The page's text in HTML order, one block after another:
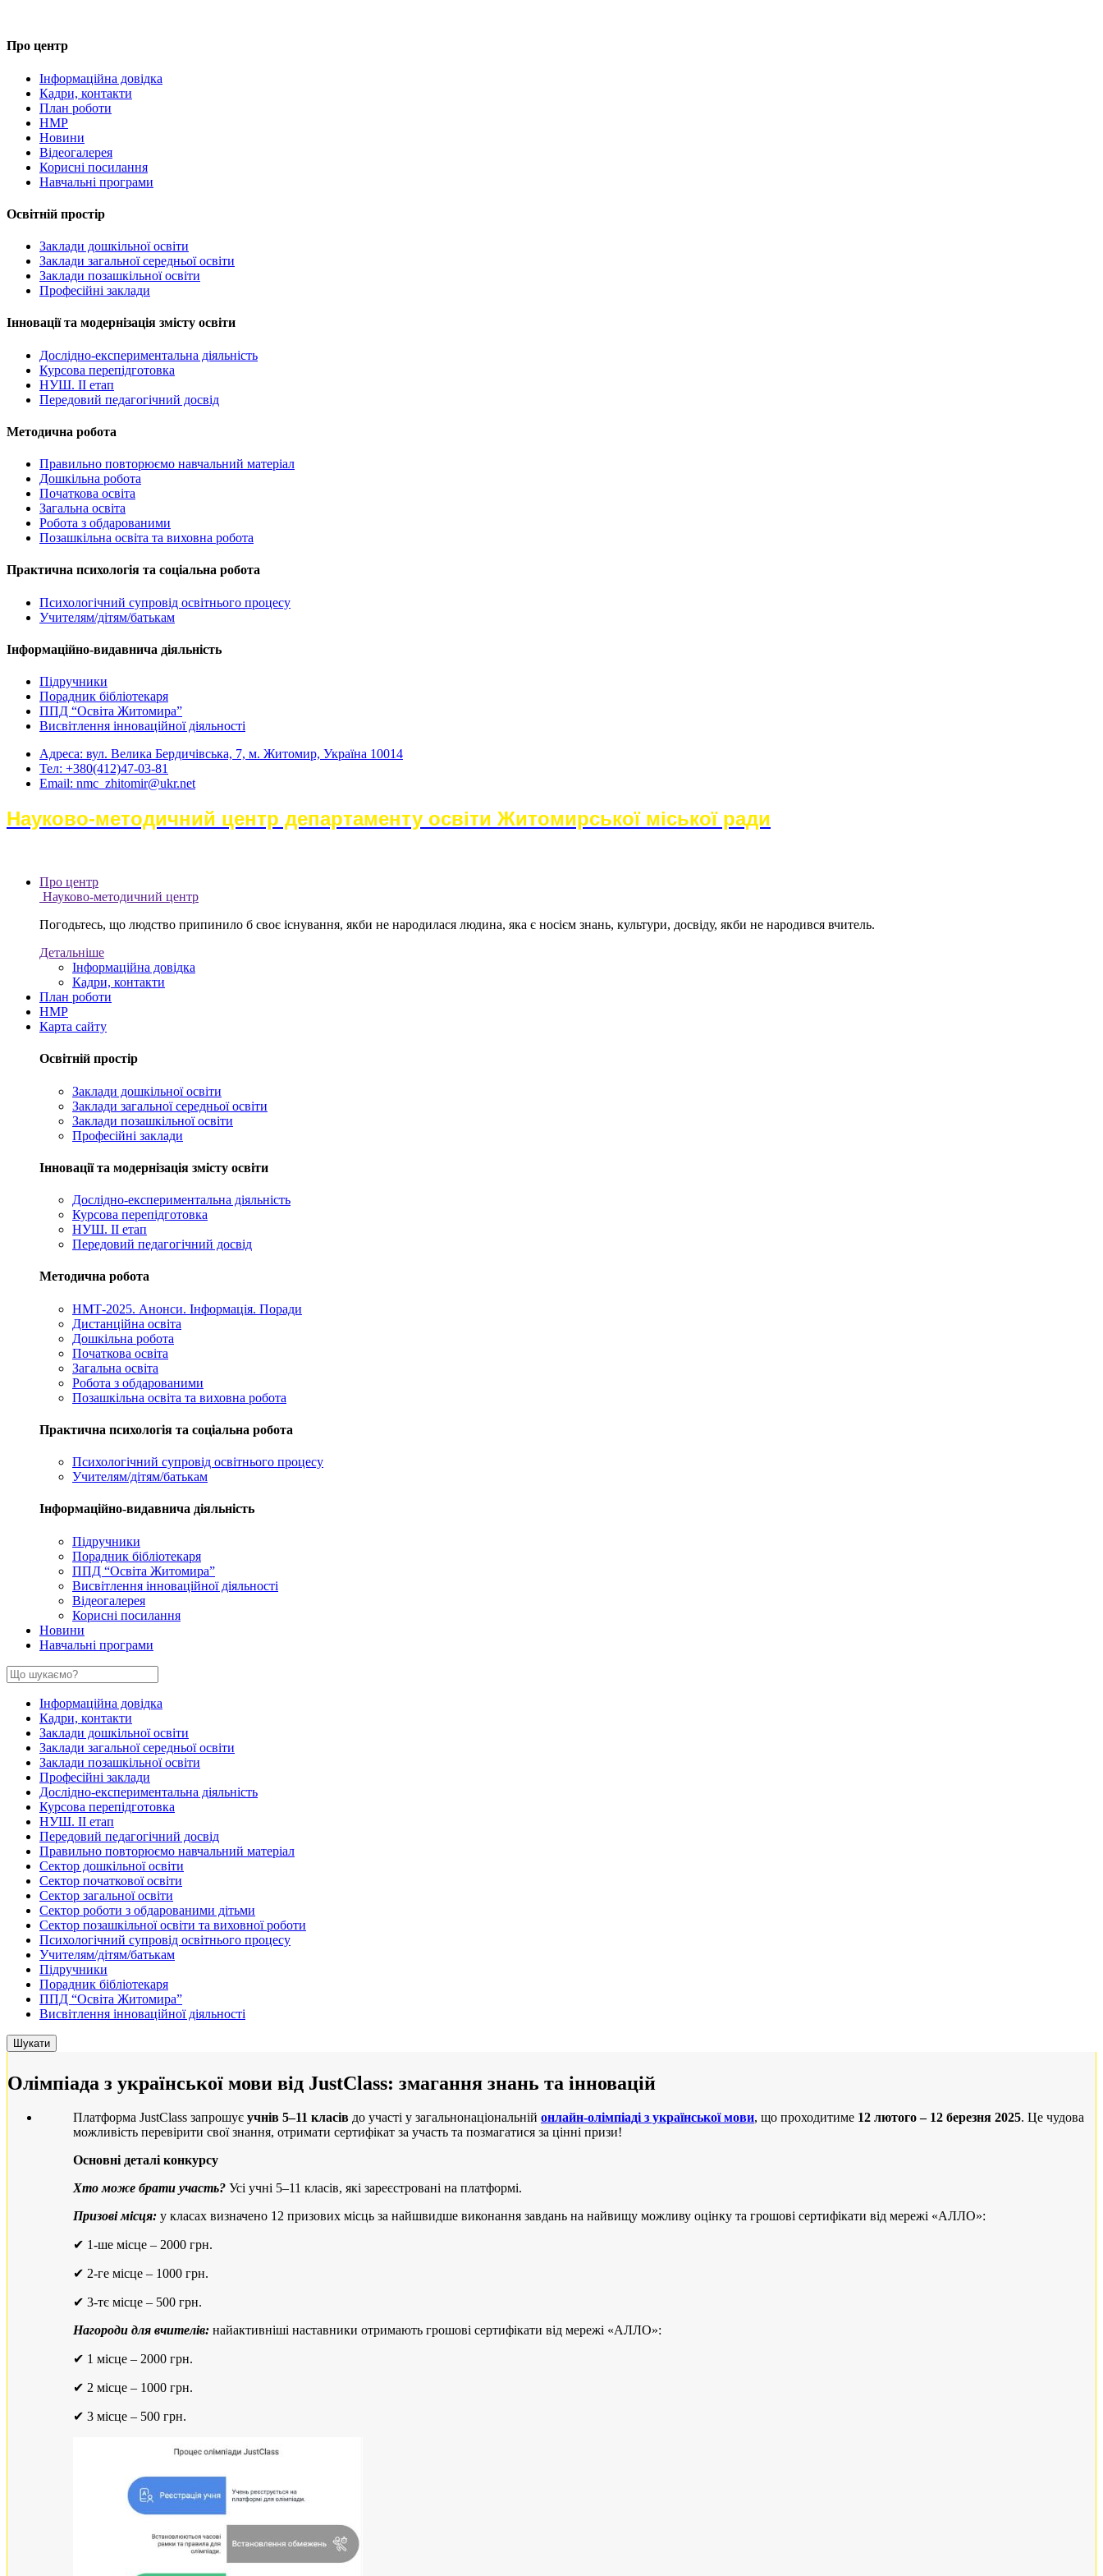
Про центр
Інформаційна довідка
Кадри, контакти
План роботи
НМР
Новини
Відеогалерея
Корисні посилання
Навчальні програми
Освітній простір
Заклади дошкільної освіти
Заклади загальної середньої освіти
Заклади позашкільної освіти
Професійні заклади
Інновації та модернізація змісту освіти
Дослідно-експериментальна діяльність
Курсова перепідготовка
НУШ. ІІ етап
Передовий педагогічний досвід
Методична робота
Правильно повторюємо навчальний матеріал
Дошкільна робота
Початкова освіта
Загальна освіта
Робота з обдарованими
Позашкільна освіта та виховна робота
Практична психологія та соціальна робота
Психологічний супровід освітнього процесу
Учителям/дітям/батькам
Інформаційно-видавнича діяльність
Підручники
Порадник бібліотекаря
ППД “Освіта Житомира”
Висвітлення інноваційної діяльності
Адреса: вул. Велика Бердичівська, 7, м. Житомир, Україна 10014
Тел: +380(412)47-03-81
Email: nmc_zhitomir@ukr.net
Науково-методичний центр департаменту освіти Житомирської міської ради
Про центр
Науково-методичний центр
Погодьтесь, що людство припинило б своє існування, якби не народилася людина, яка є носієм знань, культури, досвіду, якби не народився вчитель.
Детальніше
Інформаційна довідка
Кадри, контакти
План роботи
НМР
Карта сайту
Освітній простір
Заклади дошкільної освіти
Заклади загальної середньої освіти
Заклади позашкільної освіти
Професійні заклади
Інновації та модернізація змісту освіти
Дослідно-експериментальна діяльність
Курсова перепідготовка
НУШ. ІІ етап
Передовий педагогічний досвід
Методична робота
НМТ-2025. Анонси. Інформація. Поради
Дистанційна освіта
Дошкільна робота
Початкова освіта
Загальна освіта
Робота з обдарованими
Позашкільна освіта та виховна робота
Практична психологія та соціальна робота
Психологічний супровід освітнього процесу
Учителям/дітям/батькам
Інформаційно-видавнича діяльність
Підручники
Порадник бібліотекаря
ППД “Освіта Житомира”
Висвітлення інноваційної діяльності
Відеогалерея
Корисні посилання
Новини
Навчальні програми
Інформаційна довідка
Кадри, контакти
Заклади дошкільної освіти
Заклади загальної середньої освіти
Заклади позашкільної освіти
Професійні заклади
Дослідно-експериментальна діяльність
Курсова перепідготовка
НУШ. ІІ етап
Передовий педагогічний досвід
Правильно повторюємо навчальний матеріал
Сектор дошкільної освіти
Сектор початкової освіти
Сектор загальної освіти
Сектор роботи з обдарованими дітьми
Сектор позашкільної освіти та виховної роботи
Психологічний супровід освітнього процесу
Учителям/дітям/батькам
Підручники
Порадник бібліотекаря
ППД “Освіта Житомира”
Висвітлення інноваційної діяльності
Олімпіада з української мови від JustClass: змагання знань та інновацій
Платформа JustClass запрошує учнів 5–11 класів до участі у загальнонаціональній онлайн-олімпіаді з української мови, що проходитиме 12 лютого – 12 березня 2025. Це чудова
можливість перевірити свої знання, отримати сертифікат за участь та позмагатися за цінні призи!
Основні деталі конкурсу
Хто може брати участь? Усі учні 5–11 класів, які зареєстровані на платформі.
Призові місця: у класах визначено 12 призових місць за найшвидше виконання завдань на найвищу можливу оцінку та грошові сертифікати від мережі «АЛЛО»:
✔ 1-ше місце – 2000 грн.
✔ 2-ге місце – 1000 грн.
✔ 3-тє місце – 500 грн.
Нагороди для вчителів: найактивніші наставники отримають грошові сертифікати від мережі «АЛЛО»:
✔ 1 місце – 2000 грн.
✔ 2 місце – 1000 грн.
✔ 3 місце – 500 грн.